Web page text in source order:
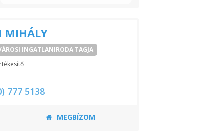
MIHÁLY
INGATLANIRODA TAGJA
777 5138
MEGBÍZOM